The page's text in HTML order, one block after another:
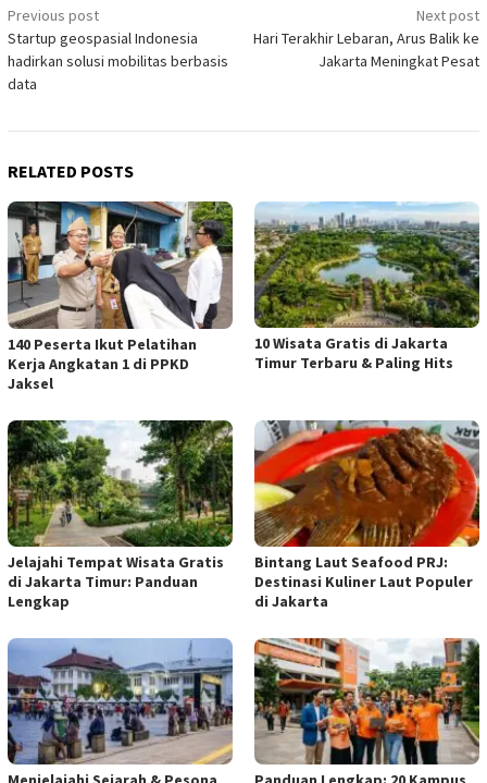
Post
navigation
Previous post
Startup geospasial Indonesia
hadirkan solusi mobilitas berbasis
data
Next post
Hari Terakhir Lebaran, Arus Balik ke
Jakarta Meningkat Pesat
RELATED POSTS
140 Peserta Ikut Pelatihan
Kerja Angkatan 1 di PPKD
Jaksel
10 Wisata Gratis di Jakarta
Timur Terbaru & Paling Hits
Jelajahi Tempat Wisata Gratis
di Jakarta Timur: Panduan
Lengkap
Bintang Laut Seafood PRJ:
Destinasi Kuliner Laut Populer
di Jakarta